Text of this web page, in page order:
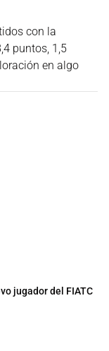
con la
puntos, 1,5
en algo
jugador del FIATC